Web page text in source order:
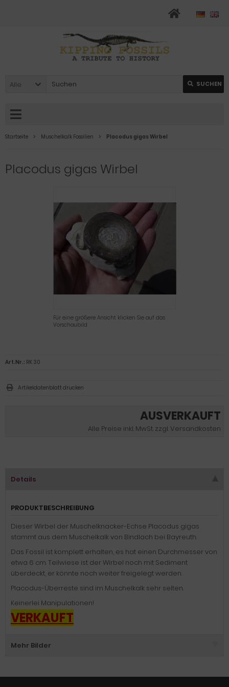
Alle SUCHEN
Startseite Muschelkalk Fossilien Placodus gigas Wirbel
Placodus gigas Wirbel
Für eine größere Ansicht klicken Sie auf das
Vorschaubild
AUSVERKAUFT
Alle Preise inkl. MwSt. zzgl. Versandkosten
Art.Nr.: RK 30
Artikeldatenblatt drucken
Details
PRODUKTBESCHREIBUNG
Dieser Wirbel der Muschelknacker-Echse Placodus gigas
stammt aus dem Muschelkalk von Bindlach bei Bayreuth.
Das Fossil ist komplett erhalten, es hat einen Durchmesser von
etwa 6 cm. Teilwiese ist der Wirbel noch mit Sediment
überdeckt, er könnte noch weiter freigelegt werden.
Placodus-Überreste sind im Muschelkalk sehr selten.
Keinerlei Manipulationen!
VERKAUFT
Mehr Bilder